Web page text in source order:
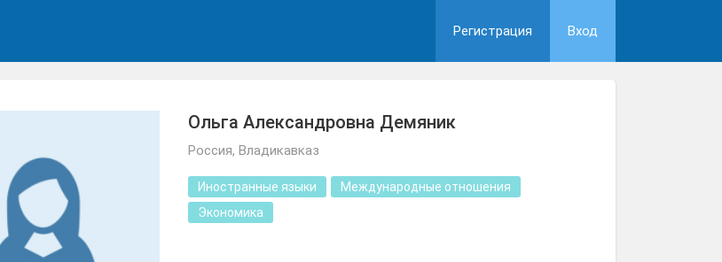
Регистрация Вход
Ольга Александровна Демяник
Россия, Владикавказ
Иностранные языки
Международные отношения
Экономика